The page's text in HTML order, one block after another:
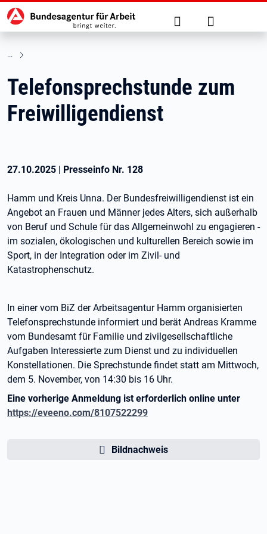
zu den Hauptinhalten springen
Hauptnavigation Suche Anmelden
Telefonsprechstunde zum
Freiwilligendienst
27.10.2025 | Presseinfo Nr. 128
Hamm und Kreis Unna. Der Bundesfreiwilligendienst ist ein
Angebot an Frauen und Männer jedes Alters, sich außerhalb
von Beruf und Schule für das Allgemeinwohl zu engagieren -
im sozialen, ökologischen und kulturellen Bereich sowie im
Sport, in der Integration oder im Zivil- und
Katastrophenschutz.
In einer vom BiZ der Arbeitsagentur Hamm organisierten
Telefonsprechstunde informiert und berät Andreas Kramme
vom Bundesamt für Familie und zivilgesellschaftliche
Aufgaben Interessierte zum Dienst und zu individuellen
Konstellationen. Die Sprechstunde findet statt am Mittwoch,
dem 5. November, von 14:30 bis 16 Uhr.
Eine vorherige Anmeldung ist erforderlich online unter
https://eveeno.com/8107522299
Bildnachweis